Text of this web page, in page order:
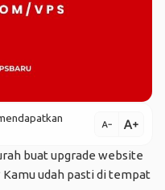
text_decrease text_increase
buat upgrade website
udah pasti di tempat